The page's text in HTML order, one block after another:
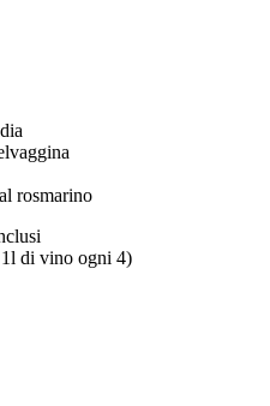
rosmarino
di vino ogni 4)